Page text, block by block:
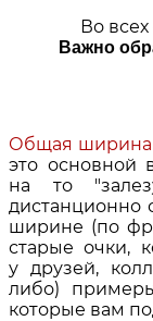
Во
Важно
Общая ширина
это
на то
дистанционно
ширине (по
старые очки,
у друзей,
либо)
которые вам